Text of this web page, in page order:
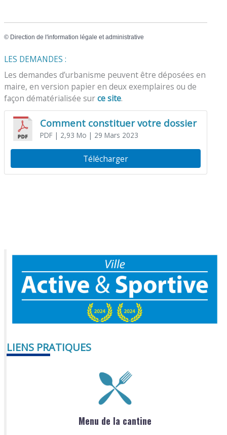
© Direction de l'information légale et administrative
LES DEMANDES :
Les demandes d’urbanisme peuvent être déposées en
maire, en version papier en deux exemplaires ou de
façon dématérialisée surce site.
Comment constituer votre dossier
PDF| 2,93 Mo | 29 Mars 2023
Télécharger
LIENS PRATIQUES
Menu de la cantine